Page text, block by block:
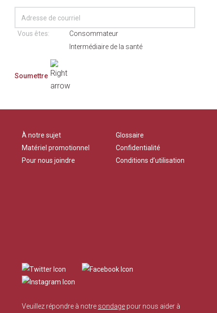
Vous êtes:
Consommateur
Intermédiaire de la santé
À notre sujet
Matériel promotionnel
Pour nous joindre
Glossaire
Confidentialité
Conditions d’utilisation
Veuillez répondre à notre sondage pour nous aider à